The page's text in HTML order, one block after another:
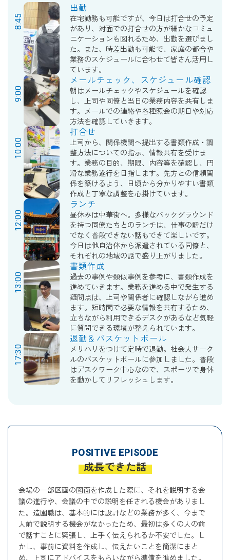
8:45
出勤
在宅勤務も可能ですが、今日は打合せの予定
があり、対面での打合せの方が細かなコミュ
ニケーションも図れるため、出勤を選びまし
た。また、時差出勤も可能で、家庭の都合や
業務のスケジュールに合わせて皆さん活用し
ています。
9:00
メールチェック、スケジュール確認
朝はメールチェックやスケジュールを確認
し、上司や同僚と当日の業務内容を共有しま
す。メールでの連絡や各種照会の期日や対応
方法を確認していきます。
10:00
打合せ
上司から、関係機関へ提出する書類作成・調
整方法についての指示、情報共有を受けま
す。業務の目的、期限、内容等を確認し、円
滑な業務遂行を目指します。先方との信頼関
係を築けるよう、日頃から分かりやすい書類
作成と丁寧な調整を心掛けています。
12:00
ランチ
昼休みは中華街へ。多様なバックグラウンド
を持つ同僚たちとのランチは、仕事の話だけ
でなく普段できない話もできて楽しいです。
今日は他自治体から派遣されている同僚と、
それぞれの地域の話で盛り上がりました。
13:00
書類作成
過去の事例や類似事例を参考に、書類作成を
進めていきます。業務を進める中で発生する
疑問点は、上司や関係者に確認しながら進め
ます。短時間で必要な情報を共有するため、
立ちながら利用できるデスクがあるなど気軽
に質問できる環境が整えられています。
17:30
退勤＆バスケットボール
メリハリをつけて定時で退勤。社会人サーク
ルのバスケットボールに参加しました。普段
はデスクワーク中心なので、スポーツで身体
を動かしてリフレッシュします。
POSITIVE EPISODE
成長できた話
会場の一部区画の図面を作成した際に、それを説明する会
議の進行や、会議の中での説明を任される機会がありまし
た。造園職は、基本的には設計などの業務が多く、今まで
人前で説明する機会がなかったため、最初は多くの人の前
で話すことに緊張し、上手く伝えられるか不安でした。し
かし、事前に資料を作成し、伝えたいことを簡潔にまと
め、上司にアドバイスをもらいながら準備を進めました。